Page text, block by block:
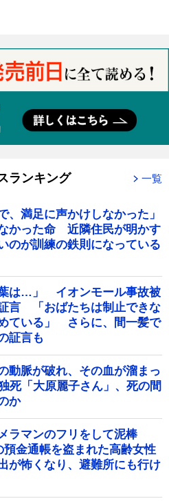
ランキング 一覧
、満足に声かけしなかった」
かった命 近隣住民が明かす
のが訓練の鉄則になっている
葉は…」 イオンモール事故被
言 「おばたちは制止できな
ている」 さらに、間一髪で
証言も
動脈が破れ、その血が溜まっ
「大原麗子さん」、死の間
か
ラマンのフリをして泥棒
金通帳を盗まれた高齢女性
怖くなり、避難所にも行け